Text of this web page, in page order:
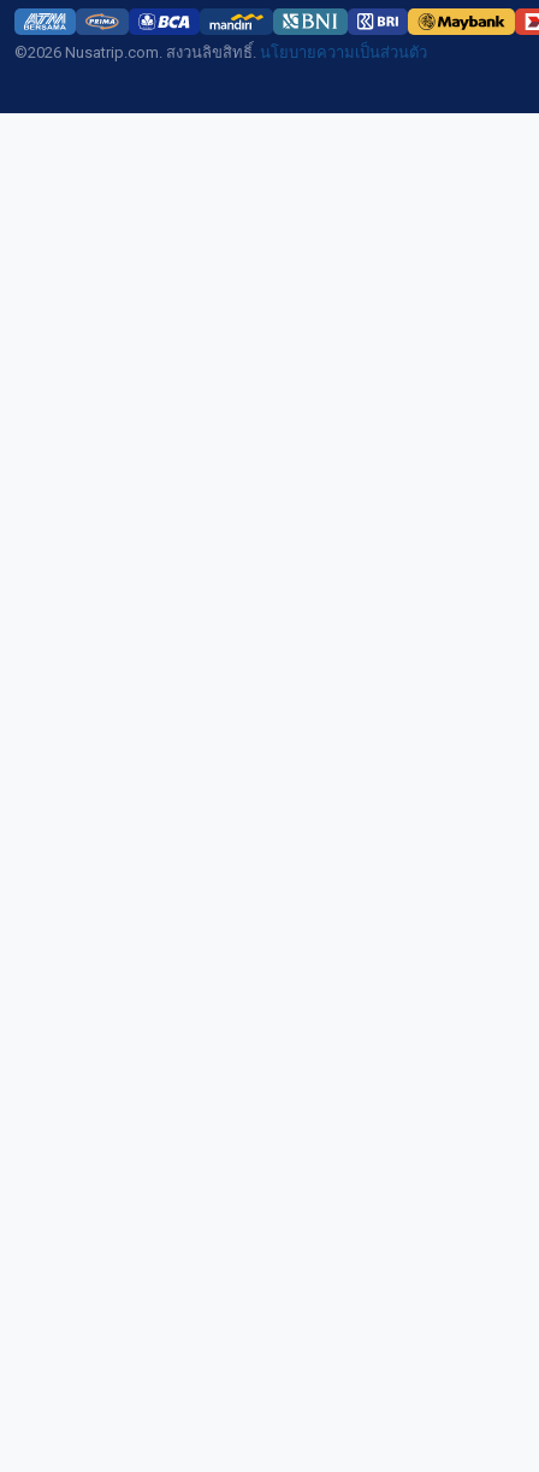
©2026 Nusatrip.com. สงวนลิขสิทธิ์. นโยบายความเป็นส่วนตัว